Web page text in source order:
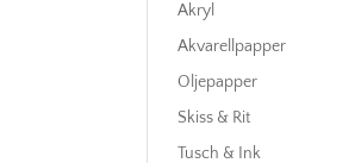
Akryl
Akvarellpapper
Oljepapper
Skiss & Rit
Tusch & Ink